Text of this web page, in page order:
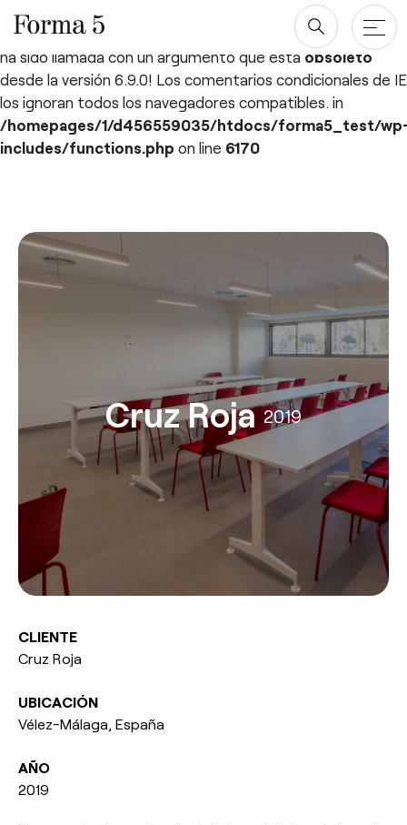
Deprecated : ¡La función WP_Dependencies->add_data()
ha sido llamada con un argumento que está obsoleto
desde la versión 6.9.0! Los comentarios condicionales de IE
los ignoran todos los navegadores compatibles. in
/homepages/1/d456559035/htdocs/forma5_test/
includes/functions.php on line 6170
Productos
Mesas
Paneles Separadores
Compañía
Diseñadores
Ergonomía
Responsabilidad social
Nuestros Showrooms
Empleo
esPattio
Contacto
Contacto
Cruz Roja2019
CLIENTE
Cruz Roja
UBICACIÓN
Vélez-Málaga, España
AÑO
2019